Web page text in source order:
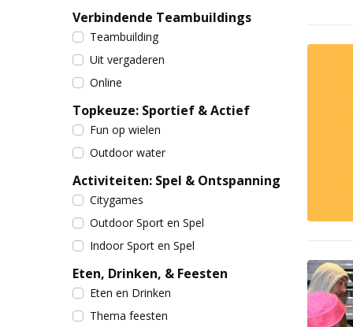
Verbindende Teambuildings
Teambuilding
Uit vergaderen
Online
Topkeuze: Sportief & Actief
Fun op wielen
Outdoor water
Activiteiten: Spel & Ontspanning
Citygames
Outdoor Sport en Spel
Indoor Sport en Spel
Eten, Drinken, & Feesten
Eten en Drinken
Thema feesten